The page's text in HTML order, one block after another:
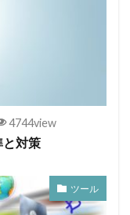
4744view
と対策
ツール